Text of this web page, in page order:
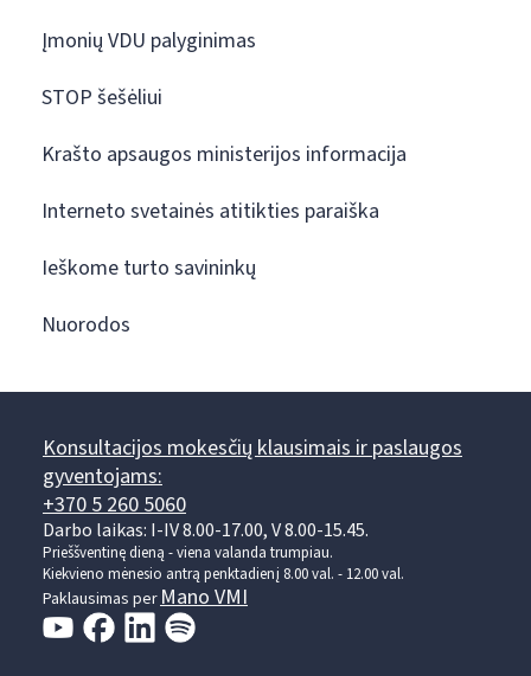
Įmonių VDU palyginimas
STOP šešėliui
Krašto apsaugos ministerijos informacija
Interneto svetainės atitikties paraiška
Ieškome turto savininkų
Nuorodos
Konsultacijos mokesčių klausimais ir paslaugos
gyventojams:
+370 5 260 5060
Darbo laikas: I-IV 8.00-17.00, V 8.00-15.45.
Prieššventinę dieną - viena valanda trumpiau.
Kiekvieno mėnesio antrą penktadienį 8.00 val. - 12.00 val.
Paklausimas perMano VMI